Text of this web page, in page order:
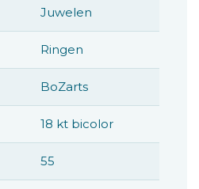
Juwelen
Ringen
BoZarts
18 kt bicolor
55